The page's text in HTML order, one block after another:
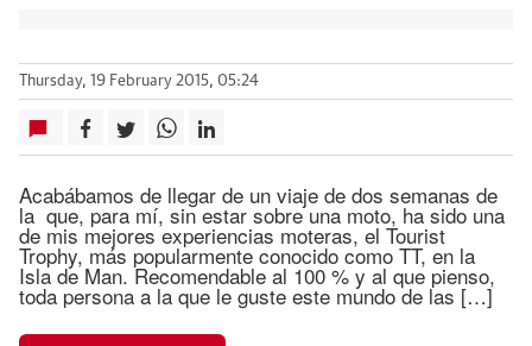
Thursday, 19 February 2015, 05:24
Acabábamos de llegar de un viaje de dos semanas de
la que, para mí, sin estar sobre una moto, ha sido una
de mis mejores experiencias moteras, el Tourist
Trophy, más popularmente conocido como TT, en la
Isla de Man. Recomendable al 100 % y al que pienso,
toda persona a la que le guste este mundo de las […]